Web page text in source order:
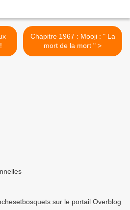
Noël à tous et toutes !
Chapitre 1967 : Mooji : " La
mort de la mort " >
sur le portail Overblog